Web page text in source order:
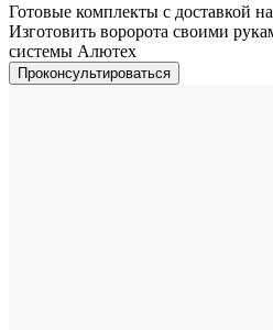
Готовые комплекты с доставкой
Изготовить воророта своими
системы Алютех
Проконсультироваться